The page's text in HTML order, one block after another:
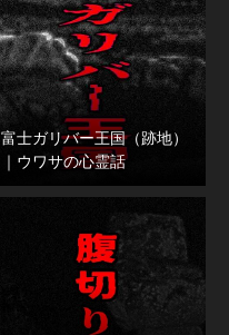
富士ガリバー王国（跡地）
｜ウワサの心霊話